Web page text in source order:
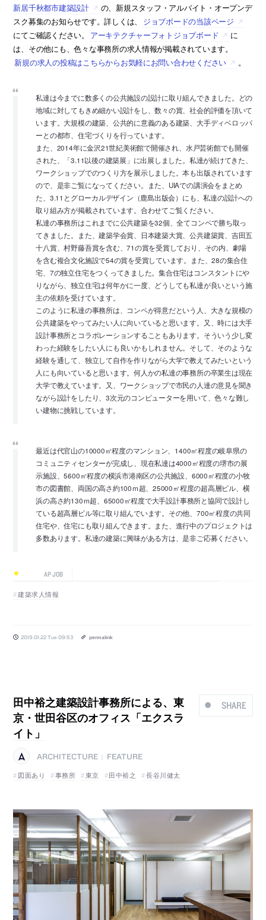
新居千秋都市建築設計
の、新規スタッフ・アルバイト・オープンデ
スク募集のお知らせです。詳しくは、
ジョブボードの当該ページ
にてご確認ください。
アーキテクチャーフォトジョブボード
に
は、その他にも、色々な事務所の求人情報が掲載されています。
新規の求人の投稿はこちらからお気軽にお問い合わせください
。
私達は今までに数多くの公共施設の設計に取り組んできました。どの
地域に対してもきめ細かい設計をし、数々の賞、社会的評価を頂いて
います。大規模の建築、公共的に意義のある建築、大手ディベロッパ
ーとの都市、住宅づくりを行っています。
また、2014年に金沢21世紀美術館で開催され、水戸芸術館でも開催
された、「3.11以後の建築展」に出展しました。私達が続けてきた、
ワークショップでのつくり方を展示しました。本も出版されています
ので、是非ご覧になってください。また、UIAでの講演会をまとめ
た、3.11とグローカルデザイン（鹿島出版会）にも、私達の設計への
取り組み方が掲載されています。合わせてご覧ください。
私達の事務所はこれまでに公共建築を32個、全てコンペで勝ち取っ
てきました。また、建築学会賞、日本建築大賞、公共建築賞、吉田五
十八賞、村野藤吾賞を含む、71の賞を受賞しており、その内、劇場
を含む複合文化施設で54の賞を受賞しています。また、28の集合住
宅、7の独立住宅をつくってきました。集合住宅はコンスタントにや
りながら、独立住宅は何年かに一度、どうしても私達が良いという施
主の依頼を受けています。
このように私達の事務所は、コンペが得意だという人、大きな規模の
公共建築をやってみたい人に向いていると思います。又、時には大手
設計事務所とコラボレーションすることもあります。そういう少し変
わった経験をしたい人にも良いかもしれません。そして、そのような
経験を通して、独立して自作を作りながら大学で教えてみたいという
人にも向いていると思います。何人かの私達の事務所の卒業生は現在
大学で教えています。又、ワークショップで市民の人達の意見を聞き
ながら設計をしたり、3次元のコンピューターを用いて、色々な難し
い建物に挑戦しています。
最近は代官山の10000㎡程度のマンション、1400㎡程度の岐阜県の
コミュニティセンターが完成し、現在私達は4000㎡程度の堺市の展
示施設、5600㎡程度の横浜市港南区の公共施設、6000㎡程度の小牧
市の図書館、両国の高さ約100ｍ超、25000㎡程度の超高層ビル、横
浜の高さ約130ｍ超、65000㎡程度で大手設計事務所と協同で設計し
ている超高層ビル等に取り組んでいます。その他、700㎡程度の共同
住宅や、住宅にも取り組んできます。また、進行中のプロジェクトは
多数あります。私達の建築に興味がある方は、是非ご応募ください。
AP JOB
建築求人情報
2019.01.22 Tue 09:53 permalink
SHARE
田中裕之建築設計事務所による、東
京・世田谷区のオフィス「エクスラ
イト」
ARCHITECTURE
FEATURE
図面あり
事務所 東京 田中裕之 長谷川健太